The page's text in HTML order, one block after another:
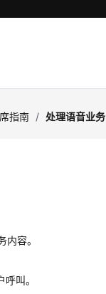
指南 / 处理语音业务
容。
叫。